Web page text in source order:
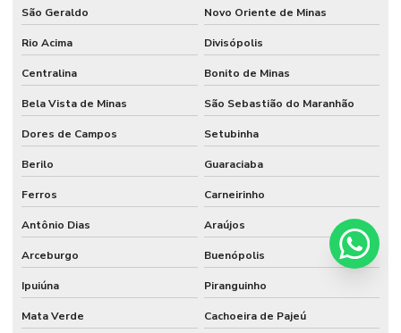
São Geraldo Novo Oriente de Minas
Rio Acima Divisópolis
Centralina Bonito de Minas
Bela Vista de Minas São Sebastião do Maranhão
Dores de Campos Setubinha
Berilo Guaraciaba
Ferros Carneirinho
Antônio Dias Araújos
Arceburgo Buenópolis
Ipuiúna Piranguinho
Mata Verde Cachoeira de Pajeú